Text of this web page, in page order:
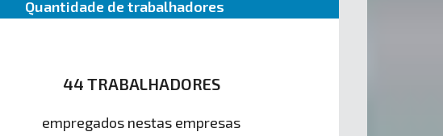
Quantidade de trabalhadores
44 TRABALHADORES
empregados nestas empresas